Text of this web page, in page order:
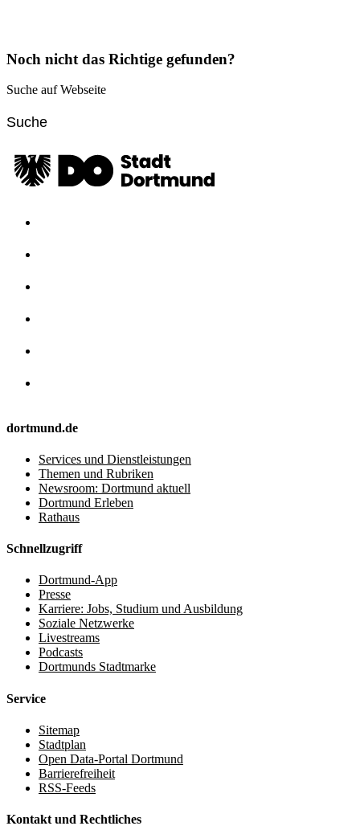
Noch nicht das Richtige gefunden?
Suche auf Webseite
dortmund.de
Services und Dienstleistungen
Themen und Rubriken
Newsroom: Dortmund aktuell
Dortmund Erleben
Rathaus
Schnellzugriff
Dortmund-App
Presse
Karriere: Jobs, Studium und Ausbildung
Soziale Netzwerke
Livestreams
Podcasts
Dortmunds Stadtmarke
Service
Sitemap
Stadtplan
Open Data-Portal Dortmund
Barrierefreiheit
RSS-Feeds
Kontakt und Rechtliches